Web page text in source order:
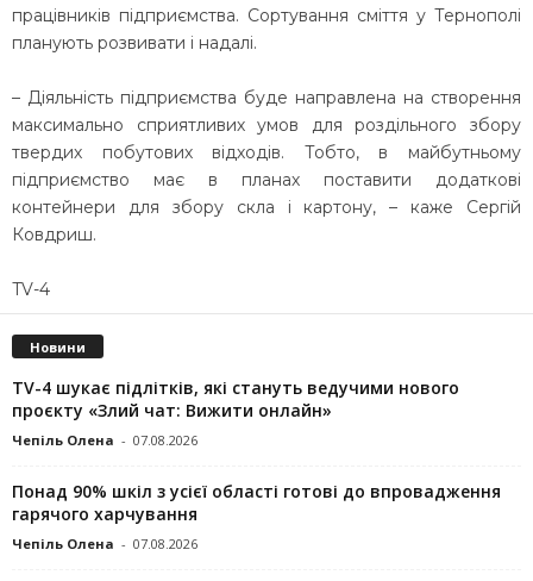
працівників підприємства. Сортування сміття у Тернополі
планують розвивати і надалі.
– Діяльність підприємства буде направлена на створення
максимально сприятливих умов для роздільного збору
твердих побутових відходів. Тобто, в майбутньому
підприємство має в планах поставити додаткові
контейнери для збору скла і картону, – каже Сергій
Ковдриш.
TV-4
Новини
TV-4 шукає підлітків, які стануть ведучими нового
проєкту «Злий чат: Вижити онлайн»
Чепіль Олена - 07.08.2026
Понад 90% шкіл з усієї області готові до впровадження
гарячого харчування
Чепіль Олена - 07.08.2026